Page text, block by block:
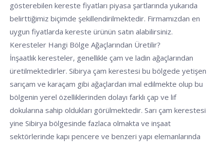
gösterebilen kereste fiyatları piyasa şartlarında yukarıda
belirttiğimiz biçimde şekillendirilmektedir. Firmamızdan en
uygun fiyatlarda kereste ürünün satın alabilirsiniz.
Keresteler Hangi Bölge Ağaçlarından Üretilir?
İnşaatlık keresteler, genellikle çam ve ladin ağaçlarından
üretilmektedirler. Sibirya çam kerestesi bu bölgede yetişen
sarıçam ve karaçam gibi ağaçlardan imal edilmekte olup bu
bölgenin yerel özelliklerinden dolayı farklı çap ve lif
dokularına sahip oldukları görülmektedir. Sarı çam kerestesi
yine Sibirya bölgesinde fazlaca olmakta ve inşaat
sektörlerinde kapı pencere ve benzeri yapı elemanlarında